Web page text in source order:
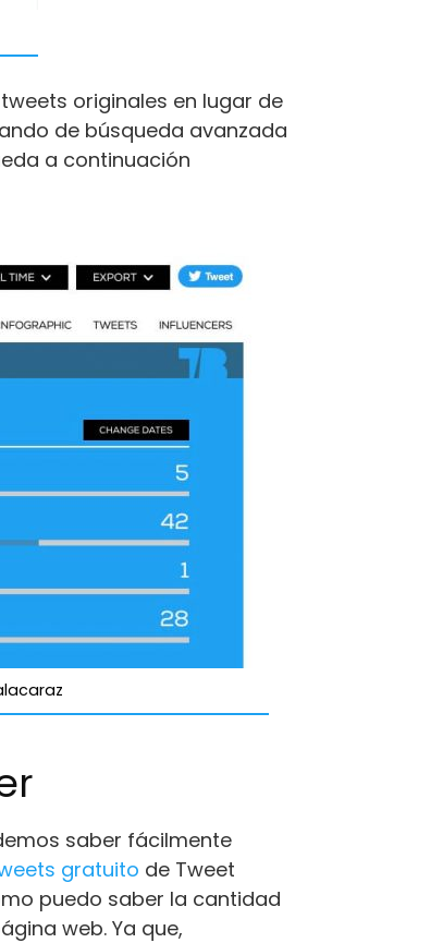
originales en lugar de
de búsqueda avanzada
a continuación
saber fácilmente
gratuito de Tweet
puedo saber la cantidad
web. Ya que,